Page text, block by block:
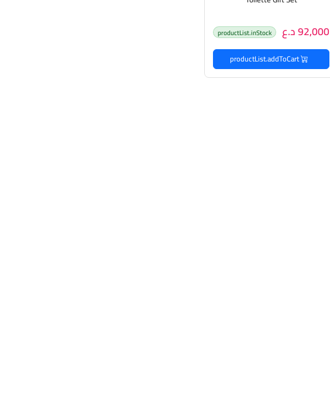
92,000 د.ع productList.inStock
productList.addToCart